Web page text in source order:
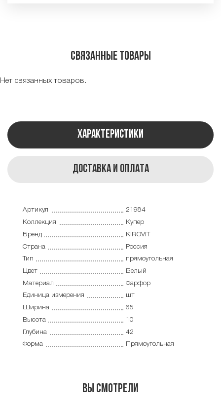
Связанные товары
Нет связанных товаров.
Характеристики
Доставка и оплата
Артикул
21984
Коллекция
Купер
Бренд
KIROVIT
Страна
Россия
Тип
прямоугольная
Цвет
Белый
Материал
Фарфор
Единица измерения
шт
Ширина
65
Высота
10
Глубина
42
Форма
Прямоугольная
Вы смотрели